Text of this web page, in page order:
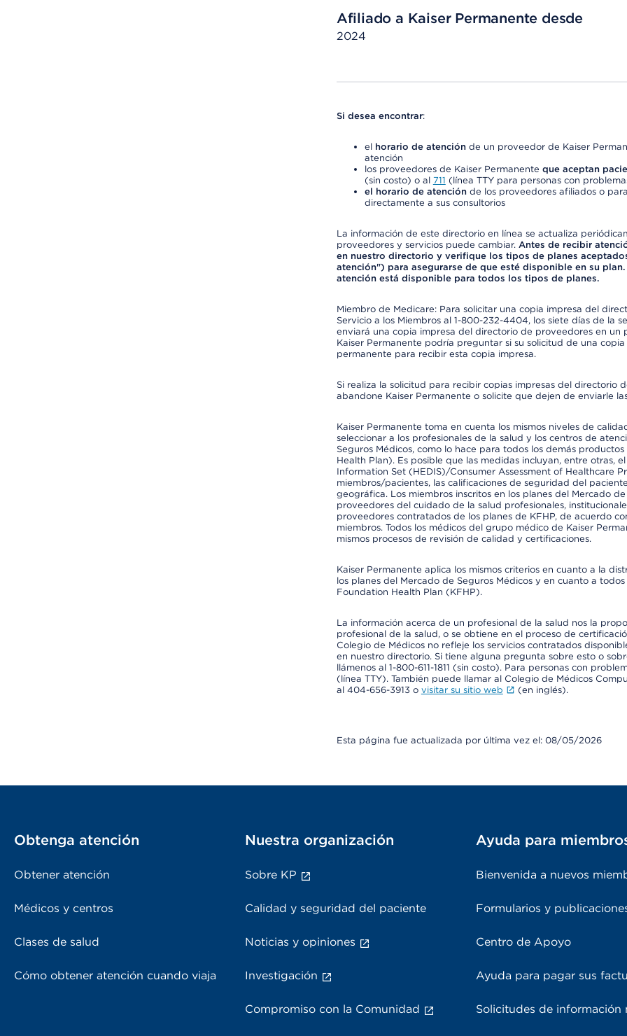
Afiliado a Kaiser Permanente desde
2024
Si desea encontrar:
el horario de atenciónde un proveedor de Kaiser
atención
los proveedores de Kaiser Permanente que aceptan
(sin costo) o al 711 (línea TTY para personas con
el horario de atenciónde los proveedores afiliados o
directamente a sus consultorios
La información de este directorio en línea se actualiza
proveedores y servicios puede cambiar. Antes de recibir
en nuestro directorio y verifique los tipos de planes
atención") para asegurarse de que esté disponible en su
atención está disponible para todos los tipos de planes.
Miembro de Medicare: Para solicitar una copia impresa del
Servicio a los Miembros al 1-800-232-4404, los siete días de la
enviará una copia impresa del directorio de proveedores en un
Kaiser Permanente podría preguntar si su solicitud de una
permanente para recibir esta copia impresa.
Si realiza la solicitud para recibir copias impresas del directorio
abandone Kaiser Permanente o solicite que dejen de enviarle
Kaiser Permanente toma en cuenta los mismos niveles de
seleccionar a los profesionales de la salud y los centros de
Seguros Médicos, como lo hace para todos los demás
Health Plan). Es posible que las medidas incluyan, entre otras,
Information Set (HEDIS)/Consumer Assessment of Healthcare
miembros/pacientes, las calificaciones de seguridad del
geográfica. Los miembros inscritos en los planes del Mercado
proveedores del cuidado de la salud profesionales,
proveedores contratados de los planes de KFHP, de acuerdo
miembros. Todos los médicos del grupo médico de Kaiser
mismos procesos de revisión de calidad y certificaciones.
Kaiser Permanente aplica los mismos criterios en cuanto a la
los planes del Mercado de Seguros Médicos y en cuanto a
Foundation Health Plan (KFHP).
La información acerca de un profesional de la salud nos la
profesional de la salud, o se obtiene en el proceso de
Colegio de Médicos no refleje los servicios contratados
en nuestro directorio. Si tiene alguna pregunta sobre esto o
llámenos al 1-800-611-1811 (sin costo). Para personas con
(línea TTY). También puede llamar al Colegio de Médicos
al 404-656-3913 o visitar su sitio web (en inglés).
Esta página fue actualizada por última vez el: 08/05/2026
Obtenga atención
Obtener atención
Médicos y centros
Clases de salud
Cómo obtener atención cuando viaja
Nuestra organización
Sobre KP
Calidad y seguridad del paciente
Noticias y opiniones
Investigación
Compromiso con la Comunidad
Ayuda para
Bienvenida a nuevos
Formularios y
Centro de Apoyo
Ayuda para pagar sus
Solicitudes de información